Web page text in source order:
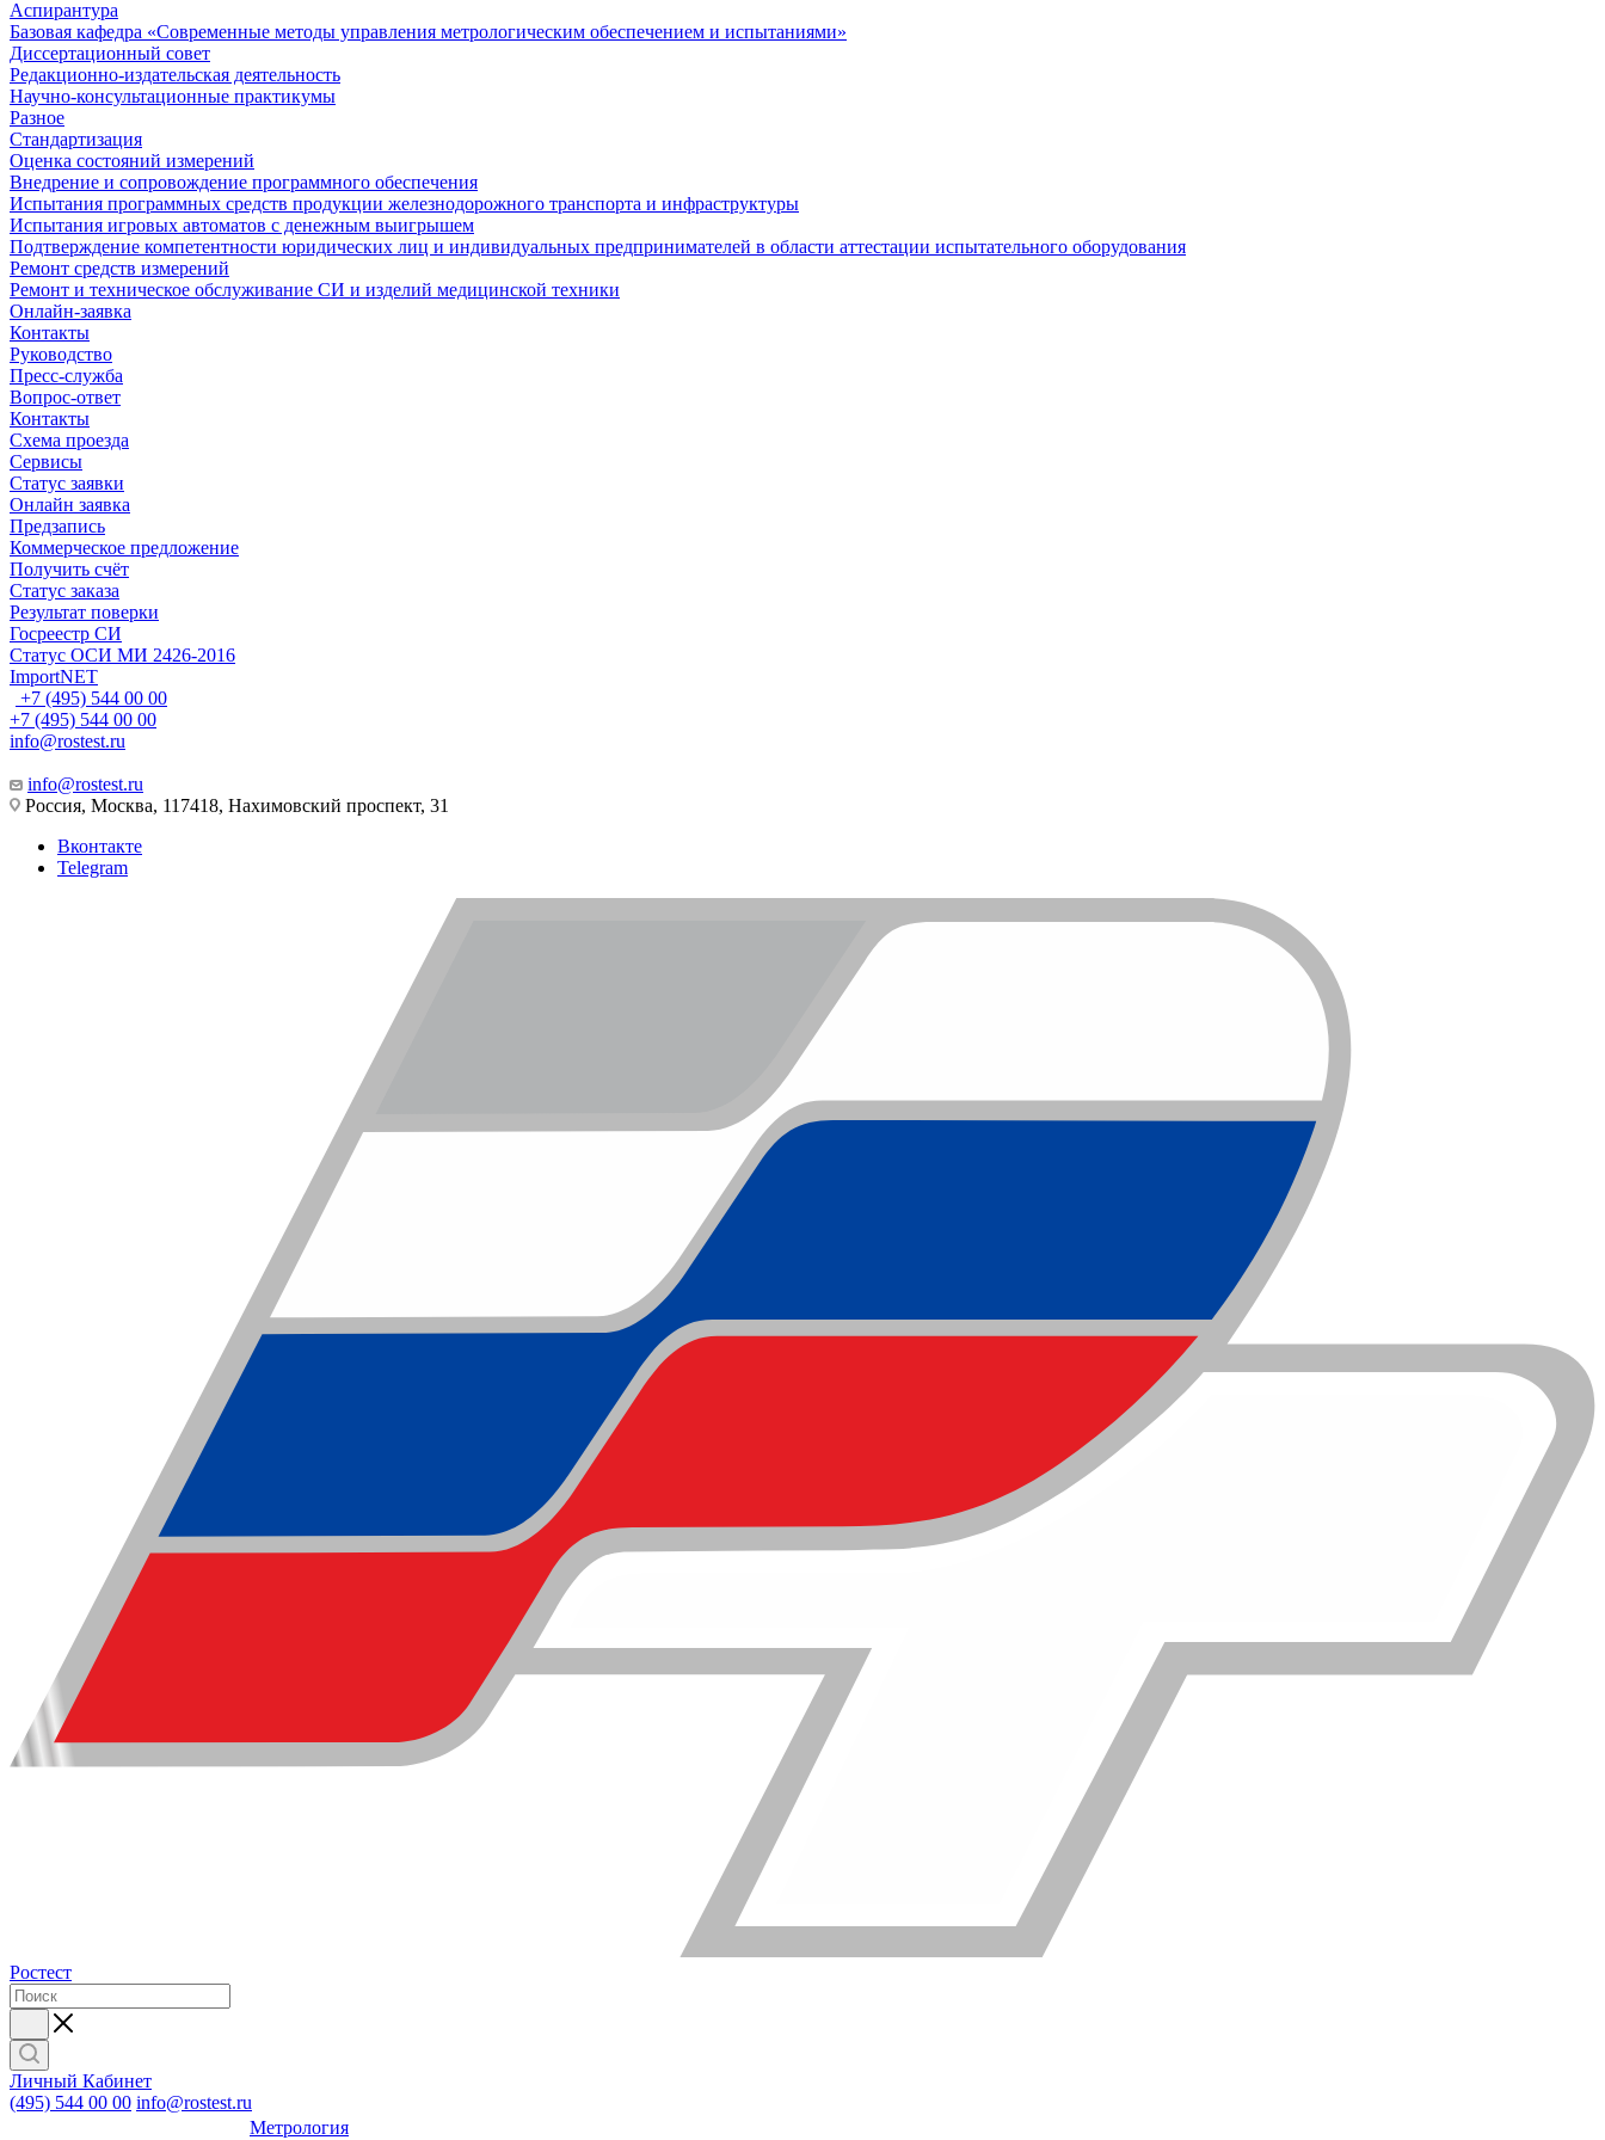
Аспирантура
Базовая кафедра «Современные методы управления метрологическим обеспечением и испытаниями»
Диссертационный совет
Редакционно-издательская деятельность
Научно-консультационные практикумы
Разное
Стандартизация
Оценка состояний измерений
Внедрение и сопровождение программного обеспечения
Испытания программных средств продукции железнодорожного транспорта и инфраструктуры
Испытания игровых автоматов с денежным выигрышем
Подтверждение компетентности юридических лиц и индивидуальных предпринимателей в области аттестации испытательного оборудования
Ремонт средств измерений
Ремонт и техническое обслуживание СИ и изделий медицинской техники
Онлайн-заявка
Контакты
Руководство
Пресс-служба
Вопрос-ответ
Контакты
Схема проезда
Сервисы
Статус заявки
Онлайн заявка
Предзапись
Коммерческое предложение
Получить счёт
Статус заказа
Результат поверки
Госреестр СИ
Статус ОСИ МИ 2426-2016
ImportNET
+7 (495) 544 00 00
+7 (495) 544 00 00
info@rostest.ru
info@rostest.ru
Россия, Москва, 117418, Нахимовский проспект, 31
Вконтакте
Telegram
Ростест
Личный Кабинет
(495) 544 00 00 info@rostest.ru
Метрология